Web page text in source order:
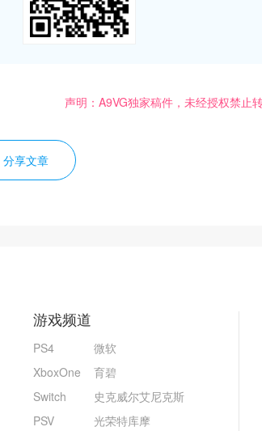
声明：A9VG独家稿件，未经授权禁止
分享文章
游戏频道
PS4
XboxOne
Switch
PSV
微软
育碧
史克威尔艾尼克斯
光荣特库摩